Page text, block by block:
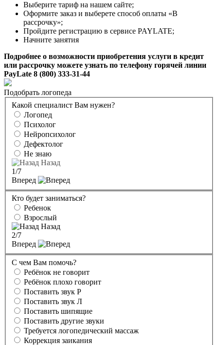
Выберите тариф на нашем сайте;
Оформите заказ и выберете способ оплаты «В
рассрочку»;
Пройдите регистрацию в сервисе PAYLATE;
Начните занятия
Подробнее о возможности приобретения услуги в кредит
или рассрочку можете узнать по телефону горячей линии
PayLate 8 (800) 333-31-44
Подобрать логопеда
Какой специалист Вам нужен?
Логопед
Психолог
Нейропсихолог
Дефектолог
Не знаю
Назад
1/7
Вперед
Кто будет заниматься?
Ребенок
Взрослый
Назад
2/7
Вперед
С чем Вам помочь?
Ребёнок не говорит
Ребёнок плохо говорит
Поставить звук Р
Поставить звук Л
Поставить шипящие
Поставить другие звуки
Требуется логопедический массаж
Коррекция заикания